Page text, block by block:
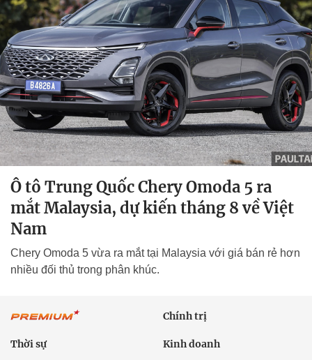
Ô tô Trung Quốc Chery Omoda 5 ra
mắt Malaysia, dự kiến tháng 8 về Việt
Nam
Chery Omoda 5 vừa ra mắt tại Malaysia với giá bán rẻ hơn
nhiều đối thủ trong phân khúc.
Chính trị
Thời sự Kinh doanh